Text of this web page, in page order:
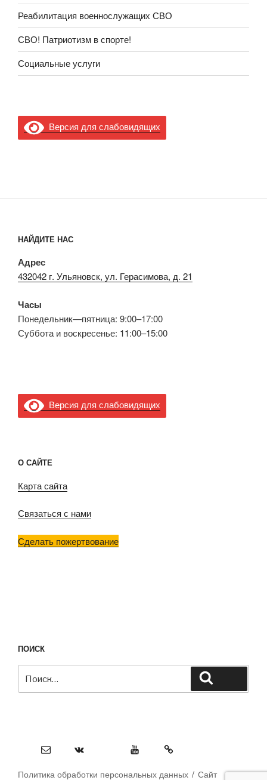
Реабилитация военнослужащих СВО
СВО! Патриотизм в спорте!
Социальные услуги
Версия для слабовидящих
НАЙДИТЕ НАС
Адрес
432042 г. Ульяновск, ул. Герасимова, д. 21
Часы
Понедельник—пятница: 9:00–17:00
Суббота и воскресенье: 11:00–15:00
Версия для слабовидящих
О САЙТЕ
Карта сайта
Связаться с нами
Сделать пожертвование
ПОИСК
Email VK OK
Политика обработки персональных данных Сайт